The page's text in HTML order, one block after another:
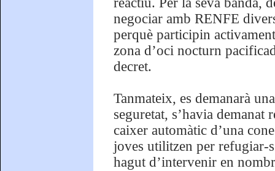
negociar amb RENFE
perquè participin
zona d’oci nocturn
decret.
Tanmateix, es demanarà
seguretat, s’havia
caixer automàtic d’una
joves utilitzen per refugiar-
hagut d’intervenir en